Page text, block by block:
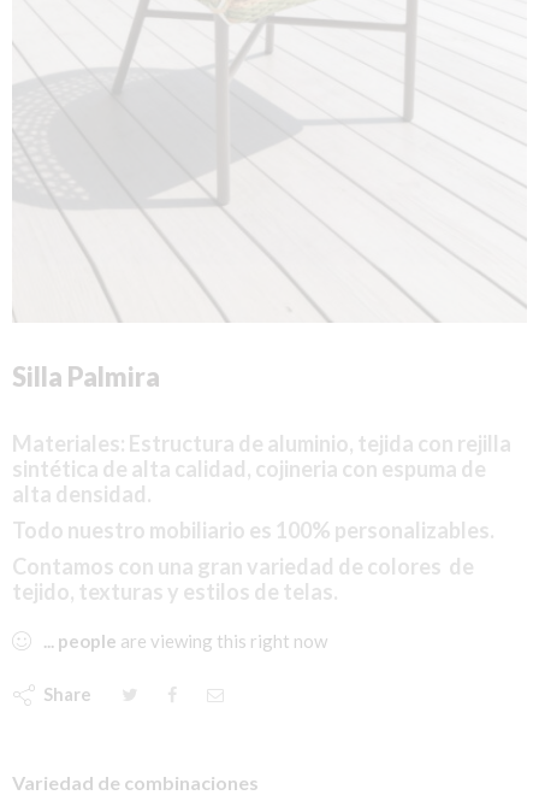
Silla Palmira
Materiales: Estructura de aluminio, tejida con rejilla
sintética de alta calidad, cojineria con espuma de
alta densidad.
Todo nuestro mobiliario es 100% personalizables.
Contamos con una gran variedad de colores de
tejido, texturas y estilos de telas.
... people are viewing this right now
Share
Variedad de combinaciones